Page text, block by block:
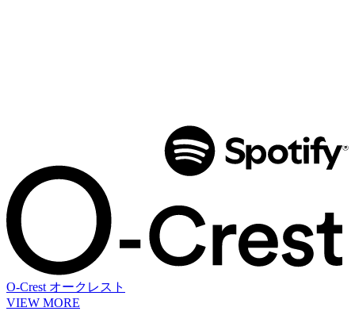
O-Crest オークレスト
VIEW MORE